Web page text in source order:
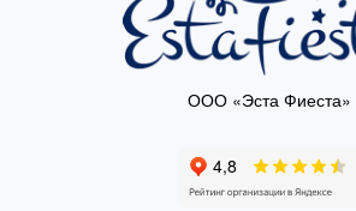
ООО «Эста Фиеста»